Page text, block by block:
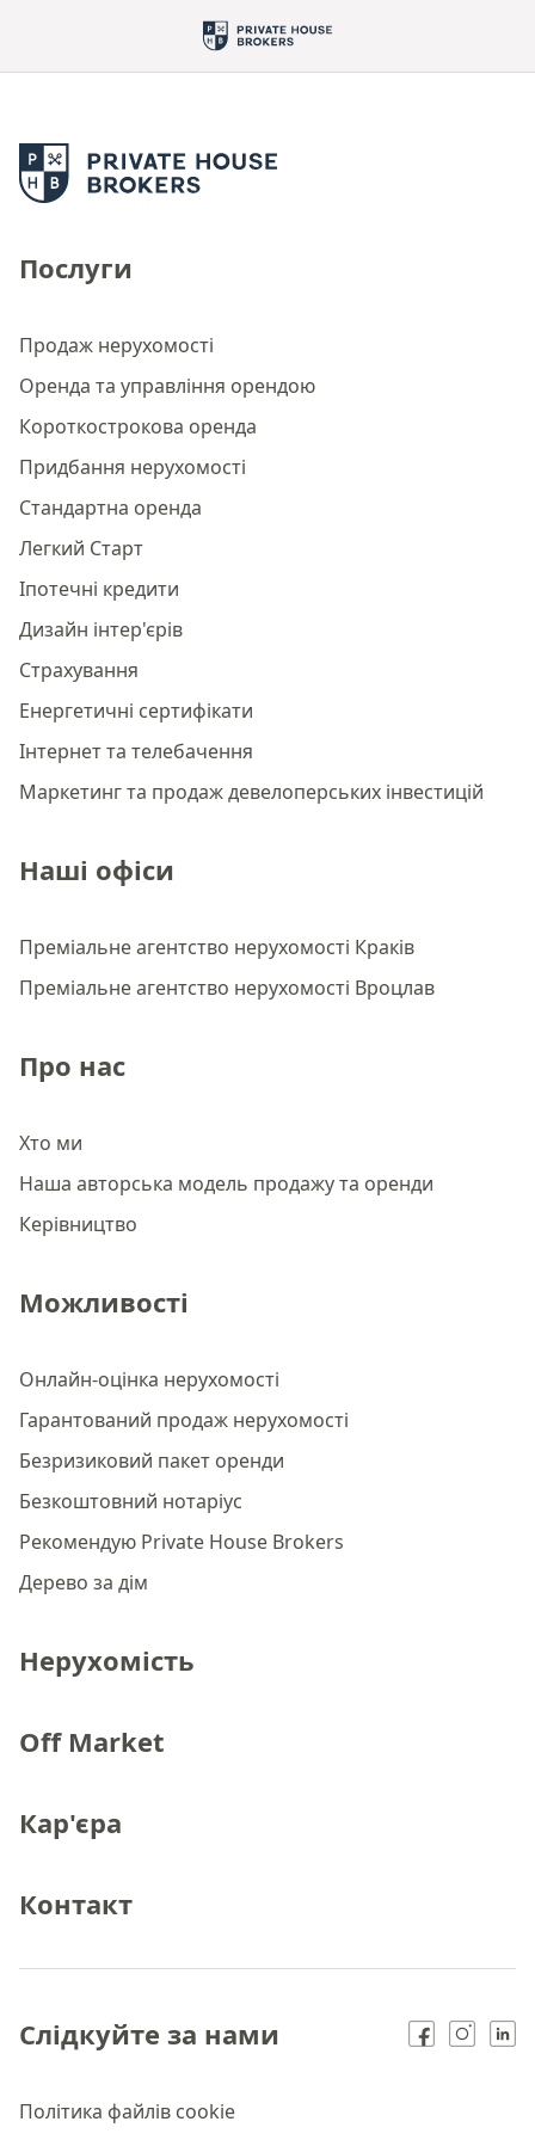
Послуги
Продаж нерухомості
Оренда та управління орендою
Короткострокова оренда
Придбання нерухомості
Стандартна оренда
Легкий Старт
Іпотечні кредити
Дизайн інтер'єрів
Страхування
Енергетичні сертифікати
Інтернет та телебачення
Маркетинг та продаж девелоперських інвестицій
Наші офіси
Преміальне агентство нерухомості Краків
Преміальне агентство нерухомості Вроцлав
Про нас
Хто ми
Наша авторська модель продажу та оренди
Керівництво
Можливості
Онлайн-оцінка нерухомості
Гарантований продаж нерухомості
Безризиковий пакет оренди
Безкоштовний нотаріус
Рекомендую Private House Brokers
Дерево за дім
Нерухомість
Off Market
Кар'єра
Контакт
Політика файлів cookie
Слідкуйте за нами